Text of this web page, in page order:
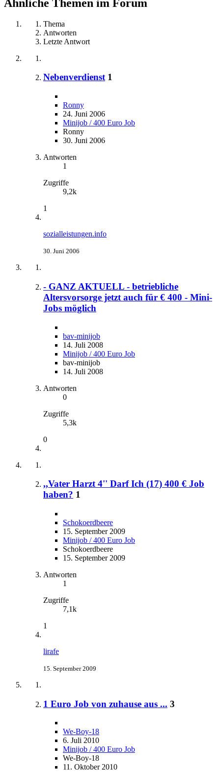
Ähnliche Themen im Forum
Thema
Antworten
Letzte Antwort
Nebenverdienst 1
Ronny
24. Juni 2006
Minijob / 400 Euro Job
Ronny
30. Juni 2006
Antworten
1
Zugriffe
9,2k
1
sozialleistungen.info
30. Juni 2006
- GANZ AKTUELL - betriebliche
Altersvorsorge jetzt auch für € 400 - Mini-
Jobs möglich
bav-minijob
14. Juli 2008
Minijob / 400 Euro Job
bav-minijob
14. Juli 2008
Antworten
0
Zugriffe
5,3k
0
,,Vater Harzt 4'' Darf Ich (17) 400 € Job
haben? 1
Schokoerdbeere
15. September 2009
Minijob / 400 Euro Job
Schokoerdbeere
15. September 2009
Antworten
1
Zugriffe
7,1k
1
lirafe
15. September 2009
1 Euro Job von zuhause aus ... 3
We-Boy-18
6. Juli 2010
Minijob / 400 Euro Job
We-Boy-18
11. Oktober 2010